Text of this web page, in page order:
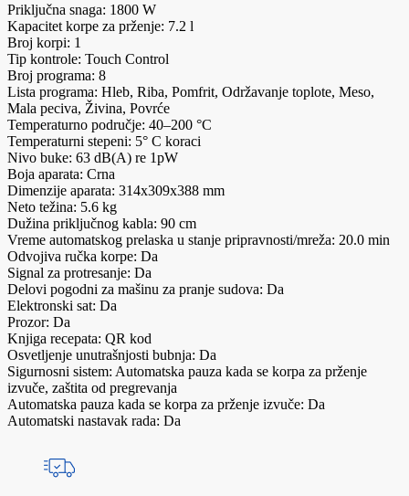
Priključna snaga: 1800 W
Kapacitet korpe za prženje: 7.2 l
Broj korpi: 1
Tip kontrole: Touch Control
Broj programa: 8
Lista programa: Hleb, Riba, Pomfrit, Održavanje toplote, Meso,
Mala peciva, Živina, Povrće
Temperaturno područje: 40–200 °C
Temperaturni stepeni: 5° C koraci
Nivo buke: 63 dB(A) re 1pW
Boja aparata: Crna
Dimenzije aparata: 314x309x388 mm
Neto težina: 5.6 kg
Dužina priključnog kabla: 90 cm
Vreme automatskog prelaska u stanje pripravnosti/mreža: 20.0 min
Odvojiva ručka korpe: Da
Signal za protresanje: Da
Delovi pogodni za mašinu za pranje sudova: Da
Elektronski sat: Da
Prozor: Da
Knjiga recepata: QR kod
Osvetljenje unutrašnjosti bubnja: Da
Sigurnosni sistem: Automatska pauza kada se korpa za prženje
izvuče, zaštita od pregrevanja
Automatska pauza kada se korpa za prženje izvuče: Da
Automatski nastavak rada: Da